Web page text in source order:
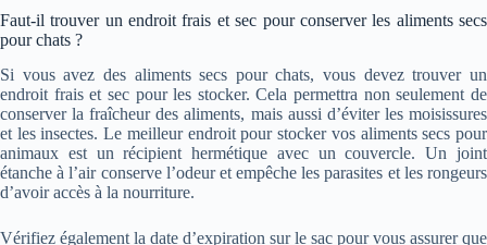
Faut-il trouver un endroit frais et sec pour conserver les aliments secs
pour chats ?
Si vous avez des aliments secs pour chats, vous devez trouver un
endroit frais et sec pour les stocker. Cela permettra non seulement de
conserver la fraîcheur des aliments, mais aussi d’éviter les moisissures
et les insectes. Le meilleur endroit pour stocker vos aliments secs pour
animaux est un récipient hermétique avec un couvercle. Un joint
étanche à l’air conserve l’odeur et empêche les parasites et les rongeurs
d’avoir accès à la nourriture.
Vérifiez également la date d’expiration sur le sac pour vous assurer que